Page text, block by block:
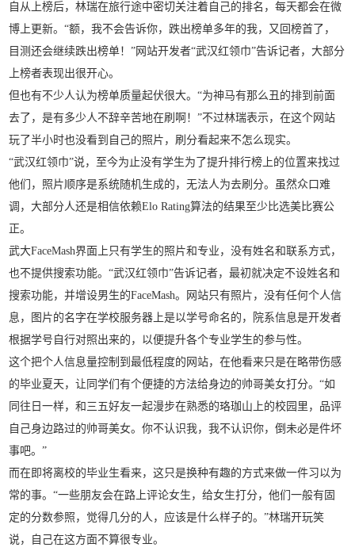
自从上榜后，林瑞在旅行途中密切关注着自己的排名，每天都会在微
博上更新。“额，我不会告诉你，跌出榜单多年的我，又回榜首了，
目测还会继续跌出榜单！”网站开发者“武汉红领巾”告诉记者，大部分
上榜者表现出很开心。
但也有不少人认为榜单质量起伏很大。“为神马有那么丑的排到前面
去了，是有多少人不辞辛苦地在刷啊！”不过林瑞表示，在这个网站
玩了半小时也没看到自己的照片，刷分看起来不怎么现实。
“武汉红领巾”说，至今为止没有学生为了提升排行榜上的位置来找过
他们，照片顺序是系统随机生成的，无法人为去刷分。虽然众口难
调，大部分人还是相信依赖Elo Rating算法的结果至少比选美比赛公
正。
武大FaceMash界面上只有学生的照片和专业，没有姓名和联系方式，
也不提供搜索功能。“武汉红领巾”告诉记者，最初就决定不设姓名和
搜索功能，并增设男生的FaceMash。网站只有照片，没有任何个人信
息，图片的名字在学校服务器上是以学号命名的，院系信息是开发者
根据学号自行对照出来的，以便提升各个专业学生的参与性。
这个把个人信息量控制到最低程度的网站，在他看来只是在略带伤感
的毕业夏天，让同学们有个便捷的方法给身边的帅哥美女打分。“如
同往日一样，和三五好友一起漫步在熟悉的珞珈山上的校园里，品评
自己身边路过的帅哥美女。你不认识我，我不认识你，倒未必是件坏
事吧。”
而在即将离校的毕业生看来，这只是换种有趣的方式来做一件习以为
常的事。“一些朋友会在路上评论女生，给女生打分，他们一般有固
定的分数参照，觉得几分的人，应该是什么样子的。”林瑞开玩笑
说，自己在这方面不算很专业。